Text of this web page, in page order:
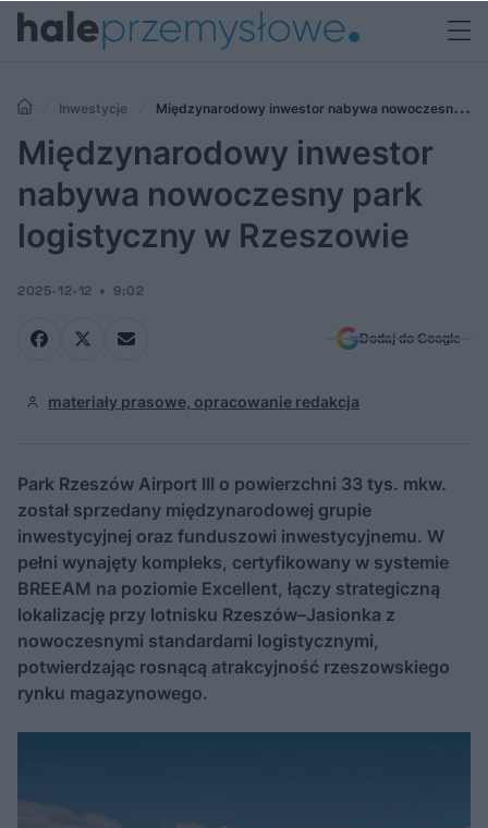
Inwestycje
Międzynarodowy inwestor nabywa nowoczesny
park logistyczny w Rzeszowie
Międzynarodowy inwestor
nabywa nowoczesny park
logistyczny w Rzeszowie
2025-12-12 9:02
Dodaj do Google
materiały prasowe, opracowanie redakcja
Park Rzeszów Airport III o powierzchni 33 tys. mkw.
został sprzedany międzynarodowej grupie
inwestycyjnej oraz funduszowi inwestycyjnemu. W
pełni wynajęty kompleks, certyfikowany w systemie
BREEAM na poziomie Excellent, łączy strategiczną
lokalizację przy lotnisku Rzeszów–Jasionka z
nowoczesnymi standardami logistycznymi,
potwierdzając rosnącą atrakcyjność rzeszowskiego
rynku magazynowego.